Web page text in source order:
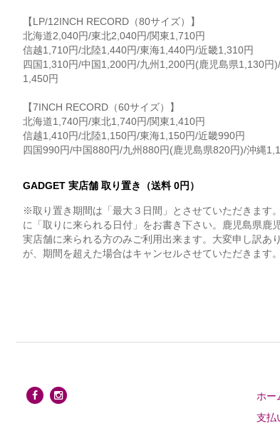
【LP/12INCH RECORD（80サイズ）】
北海道2,040円/東北2,040円/関東1,710円
信越1,710円/北陸1,440円/東海1,440円/近畿1,310円
四国1,310円/中国1,200円/九州1,200円(鹿児島県1,130円
1,450円
【7INCH RECORD（60サイズ）】
北海道1,740円/東北1,740円/関東1,410円
信越1,410円/北陸1,150円/東海1,150円/近畿990円
四国990円/中国880円/九州880円(鹿児島県820円)/沖縄
GADGET 実店舗 取り置き（送料 0円）
※取り置き期間は「最大３日間」とさせていただきます
に「取りに来られる日付」をお書き下さい。鹿児島県鹿
実店舗に来られる方のみご利用出来ます。大変申し訳あ
が、期間を超えた場合はキャンセルさせていただきます。
ホー
支払